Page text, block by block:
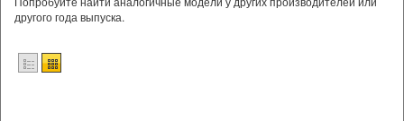
другого года выпуска.